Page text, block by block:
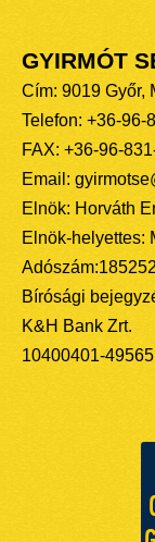
GYIRMÓT
Cím: 9019 Győr,
Telefon: +36-96-
FAX: +36-96-
Email:
Elnök: Horváth
Elnök-helyettes:
Bírósági
K&H Bank Zrt.
10400401-